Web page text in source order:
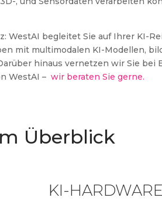
begleitet Sie auf Ihrer KI-
mit multimodalen KI-Modellen,
hinaus vernetzen wir Sie
WestAI –wir beraten Sie gerne.
Überblick
KI-